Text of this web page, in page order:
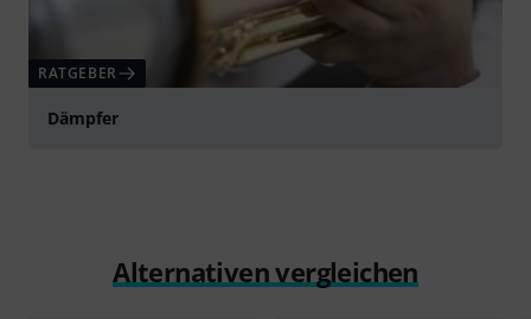
RATGEBER
Dämpfer
Alternativen vergleichen